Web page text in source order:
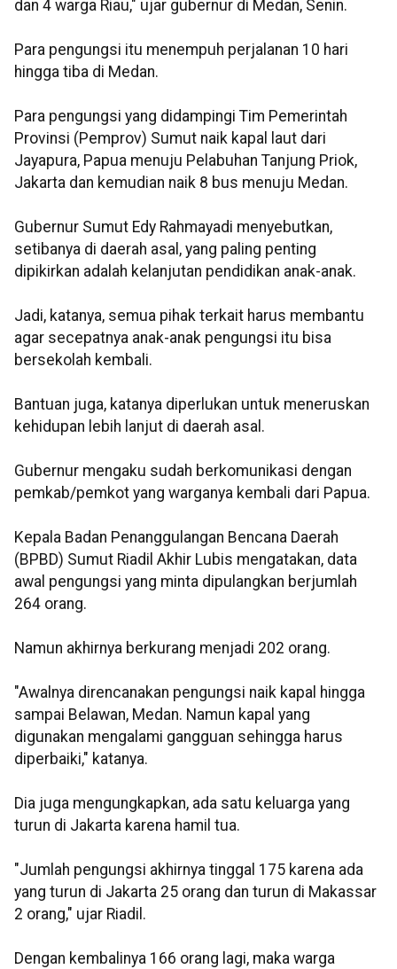
dan 4 warga Riau," ujar gubernur di Medan, Senin.
Para pengungsi itu menempuh perjalanan 10 hari
hingga tiba di Medan.
Para pengungsi yang didampingi Tim Pemerintah
Provinsi (Pemprov) Sumut naik kapal laut dari
Jayapura, Papua menuju Pelabuhan Tanjung Priok,
Jakarta dan kemudian naik 8 bus menuju Medan.
Gubernur Sumut Edy Rahmayadi menyebutkan,
setibanya di daerah asal, yang paling penting
dipikirkan adalah kelanjutan pendidikan anak-anak.
Jadi, katanya, semua pihak terkait harus membantu
agar secepatnya anak-anak pengungsi itu bisa
bersekolah kembali.
Bantuan juga, katanya diperlukan untuk meneruskan
kehidupan lebih lanjut di daerah asal.
Gubernur mengaku sudah berkomunikasi dengan
pemkab/pemkot yang warganya kembali dari Papua.
Kepala Badan Penanggulangan Bencana Daerah
(BPBD) Sumut Riadil Akhir Lubis mengatakan, data
awal pengungsi yang minta dipulangkan berjumlah
264 orang.
Namun akhirnya berkurang menjadi 202 orang.
"Awalnya direncanakan pengungsi naik kapal hingga
sampai Belawan, Medan. Namun kapal yang
digunakan mengalami gangguan sehingga harus
diperbaiki," katanya.
Dia juga mengungkapkan, ada satu keluarga yang
turun di Jakarta karena hamil tua.
"Jumlah pengungsi akhirnya tinggal 175 karena ada
yang turun di Jakarta 25 orang dan turun di Makassar
2 orang," ujar Riadil.
Dengan kembalinya 166 orang lagi, maka warga